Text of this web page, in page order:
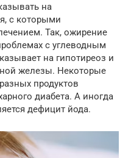
на
с которыми
Так, ожирение
с углеводным
на гипотиреоз и
железы. Некоторые
продуктов
диабета. А иногда
дефицит йода.